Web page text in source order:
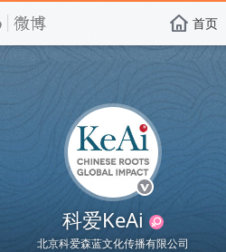
E 首页
科爱KeAi
北京科爱森蓝文化传播有限公司